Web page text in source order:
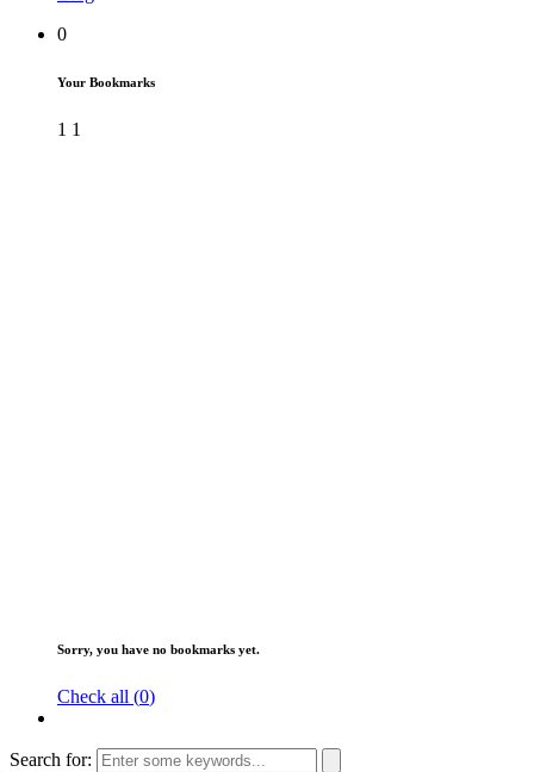
0
Your Bookmarks
1 1
Sorry, you have no bookmarks yet.
Check all (0)
Search for: